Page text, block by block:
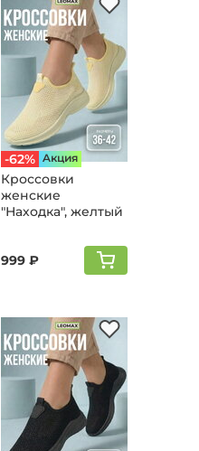
-62% Aкция
Кроссовки
женские
"Находка", желтый
999 ₽